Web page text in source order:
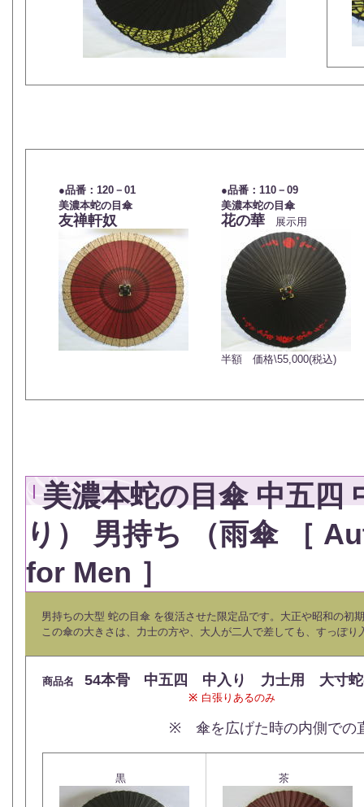
●品番： 120－01
美濃本蛇の目傘
友禅軒奴
●品番： 110－09
美濃本蛇の目傘
花の華 展示用
半額 価格\55,000(税込)
美濃本蛇の目傘 中五四
り） 男持ち （雨傘 ［
for Men ］
男持ちの大型 蛇の目傘 を復活させた限定品です。大正や昭和の初
この傘の大きさは、力士の方や、大人が二人で差しても、すっぽり
商品名 54本骨 中五四 中入り 力士用 大寸蛇
※ 白張りあるのみ
※ 傘を広げた時の内側での
黒 茶